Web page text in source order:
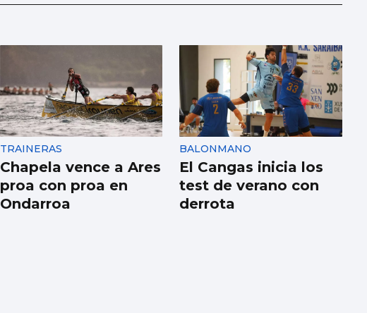
TRAINERAS
Chapela vence a Ares
proa con proa en
Ondarroa
BALONMANO
El Cangas inicia los
test de verano con
derrota